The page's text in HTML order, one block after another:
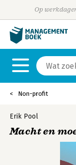
Op
Non-profit
Erik Pool
Macht en